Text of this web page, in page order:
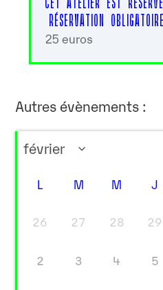
RÉSERVATION OBLIGATOIRE
25 euros
Autres évènements :
L M M J
26 27 28 29
2 3 4 5